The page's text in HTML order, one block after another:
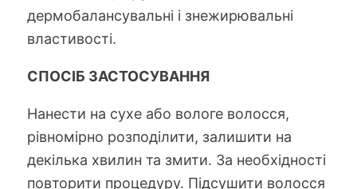
дермобалансувальні і знежирювальні
властивості.
СПОСІБ ЗАСТОСУВАННЯ
Нанести на сухе або вологе волосся,
рівномірно розподілити, залишити на
декілька хвилин та змити. За необхідності
повторити процедуру. Підсушити волосся